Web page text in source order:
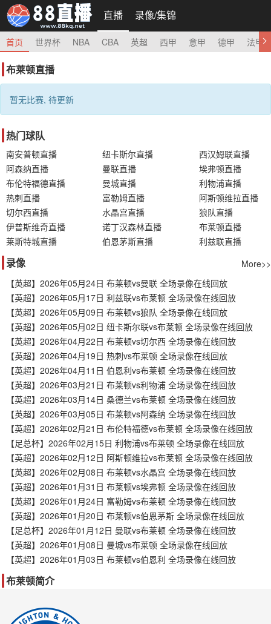
直播 录像/集锦
首页 世界杯 NBA CBA 英超 西甲 意甲 德甲 法甲
布莱顿直播
暂无比赛, 待更新
热门球队
南安普顿直播 纽卡斯尔直播
西汉姆联直播
阿森纳直播
曼联直播
埃弗顿直播
布伦特福德直播
曼城直播
利物浦直播
热刺直播
富勒姆直播
阿斯顿维拉直播
切尔西直播
水晶宫直播
狼队直播
伊普斯维奇直播
诺丁汉森林直播
布莱顿直播
莱斯特城直播
伯恩茅斯直播 利兹联直播
录像
More>>
【英超】2026年05月24日 布莱顿vs曼联 全场录像在线回放
【英超】2026年05月17日 利兹联vs布莱顿 全场录像在线回放
【英超】2026年05月09日 布莱顿vs狼队 全场录像在线回放
【英超】2026年05月02日 纽卡斯尔联vs布莱顿 全场录像在线回放
【英超】2026年04月22日 布莱顿vs切尔西 全场录像在线回放
【英超】2026年04月19日 热刺vs布莱顿 全场录像在线回放
【英超】2026年04月11日 伯恩利vs布莱顿 全场录像在线回放
【英超】2026年03月21日 布莱顿vs利物浦 全场录像在线回放
【英超】2026年03月14日 桑德兰vs布莱顿 全场录像在线回放
【英超】2026年03月05日 布莱顿vs阿森纳 全场录像在线回放
【英超】2026年02月21日 布伦特福德vs布莱顿 全场录像在线回放
【足总杯】2026年02月15日 利物浦vs布莱顿 全场录像在线回放
【英超】2026年02月12日 阿斯顿维拉vs布莱顿 全场录像在线回放
【英超】2026年02月08日 布莱顿vs水晶宫 全场录像在线回放
【英超】2026年01月31日 布莱顿vs埃弗顿 全场录像在线回放
【英超】2026年01月24日 富勒姆vs布莱顿 全场录像在线回放
【英超】2026年01月20日 布莱顿vs伯恩茅斯 全场录像在线回放
【足总杯】2026年01月12日 曼联vs布莱顿 全场录像在线回放
【英超】2026年01月08日 曼城vs布莱顿 全场录像在线回放
【英超】2026年01月03日 布莱顿vs伯恩利 全场录像在线回放
布莱顿简介